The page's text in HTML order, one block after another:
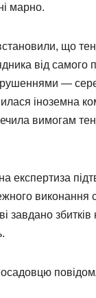
марно.
встановили, що
від самого
—
іноземна
вимогам
експертиза
виконання
завдано